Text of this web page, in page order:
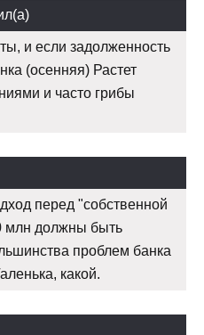
и если задолженность
(осенняя) Растет
и часто грибы
перед "собственной
млн должны быть
проблем банка
какой.